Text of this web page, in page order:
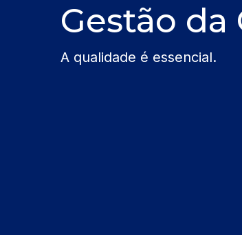
Gestão
A qualidade é essencial.